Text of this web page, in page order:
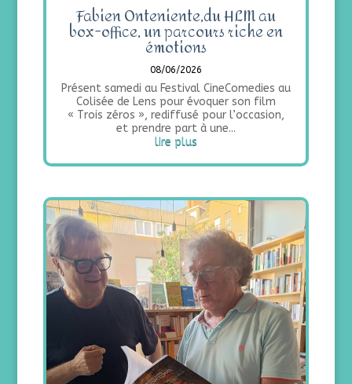
Fabien Onteniente,du HLM au
box-office, un parcours riche en
émotions
08/06/2026
Présent samedi au Festival CineComedies au
Colisée de Lens pour évoquer son film
« Trois zéros », rediffusé pour l’occasion,
et prendre part à une...
lire plus